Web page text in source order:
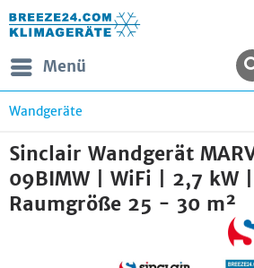
Menü
Wandgeräte
Sinclair Wandgerät
09BIMW | WiFi | 2,7 kW |
Raumgröße 25 - 30 m²